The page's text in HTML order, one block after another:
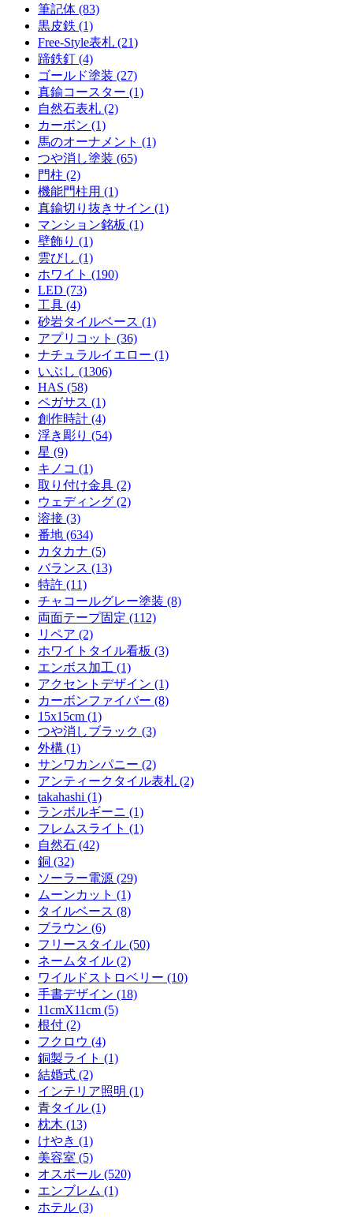
筆記体 (83)
黒皮鉄 (1)
Free-Style表札 (21)
蹄鉄釘 (4)
ゴールド塗装 (27)
真鍮コースター (1)
自然石表札 (2)
カーボン (1)
馬のオーナメント (1)
つや消し塗装 (65)
門柱 (2)
機能門柱用 (1)
真鍮切り抜きサイン (1)
マンション銘板 (1)
壁飾り (1)
雲びし (1)
ホワイト (190)
LED (73)
工具 (4)
砂岩タイルベース (1)
アプリコット (36)
ナチュラルイエロー (1)
いぶし (1306)
HAS (58)
ペガサス (1)
創作時計 (4)
浮き彫り (54)
星 (9)
キノコ (1)
取り付け金具 (2)
ウェディング (2)
溶接 (3)
番地 (634)
カタカナ (5)
バランス (13)
特許 (11)
チャコールグレー塗装 (8)
両面テープ固定 (112)
リペア (2)
ホワイトタイル看板 (3)
エンボス加工 (1)
アクセントデザイン (1)
カーボンファイバー (8)
15x15cm (1)
つや消しブラック (3)
外構 (1)
サンワカンパニー (2)
アンティークタイル表札 (2)
takahashi (1)
ランボルギーニ (1)
フレムスライト (1)
自然石 (42)
銅 (32)
ソーラー電源 (29)
ムーンカット (1)
タイルベース (8)
ブラウン (6)
フリースタイル (50)
ネームタイル (2)
ワイルドストロベリー (10)
手書デザイン (18)
11cmX11cm (5)
根付 (2)
フクロウ (4)
銅製ライト (1)
結婚式 (2)
インテリア照明 (1)
青タイル (1)
枕木 (13)
けやき (1)
美容室 (5)
オスポール (520)
エンブレム (1)
ホテル (3)